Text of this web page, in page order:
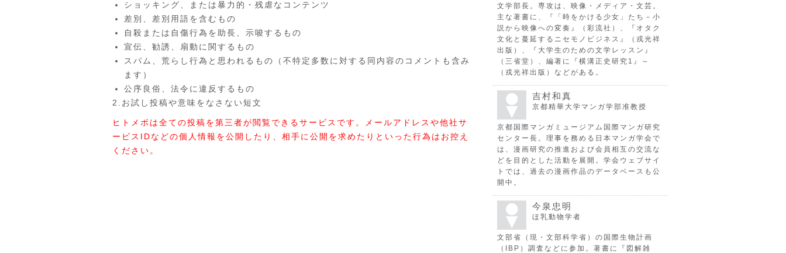
ショッキング、または暴力的・残虐なコンテンツ
差別、差別用語を含むもの
自殺または自傷行為を助長、示唆するもの
宣伝、勧誘、扇動に関するもの
スパム、荒らし行為と思われるもの（不特定多数に対する同内容のコメントも含み
ます）
公序良俗、法令に違反するもの
2.お試し投稿や意味をなさない短文
ヒトメボは全ての投稿を第三者が閲覧できるサービスです。メールアドレスや他社サ
ービスIDなどの個人情報を公開したり、相手に公開を求めたりといった行為はお控え
ください。
文学部長。専攻は、映像・メディア・文芸。
主な著書に、『「時をかける少女」たち－小
説から映像への変奏』（彩流社）、『オタク
文化と蔓延するニセモノビジネス』（戎光祥
出版）、『大学生のための文学レッスン』
（三省堂）、編著に『横溝正史研究1』～
（戎光祥出版）などがある。
吉村和真
京都精華大学マンガ学部准教授
京都国際マンガミュージアム国際マンガ研究
センター長。理事を務める日本マンガ学会で
は、漫画研究の推進および会員相互の交流な
どを目的とした活動を展開。学会ウェブサイ
トでは、過去の漫画作品のデータベースも公
開中。
今泉忠明
ほ乳動物学者
文部省（現・文部科学省）の国際生物計画
（IBP）調査などに参加。著書に『図解雑